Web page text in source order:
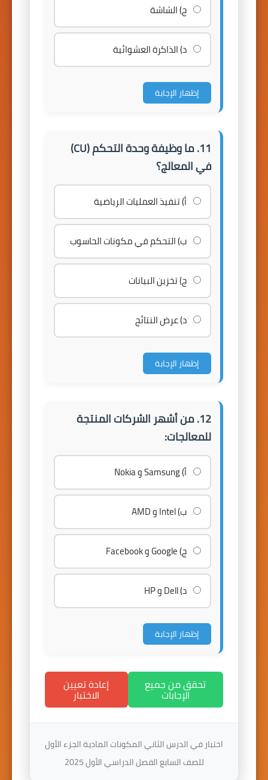
ج) الشاشة
د) الذاكرة العشوائية
إظهار الإجابة
11. ما وظيفة وحدة التحكم (CU)
في المعالج؟
أ) تنفيذ العمليات الرياضية
ب) التحكم في مكونات الحاسوب
ج) تخزين البيانات
د) عرض النتائج
إظهار الإجابة
12. من أشهر الشركات المنتجة
للمعالجات:
أ) Samsung و Nokia
ب) Intel و AMD
ج) Google و Facebook
د) Dell و HP
إظهار الإجابة
تحقق من جميع
الإجابات
إعادة تعيين
الاختبار
اختبار في الدرس الثاني المكونات المادية الجزء الأول
للصف السابع الفصل الدراسي الأول 2025